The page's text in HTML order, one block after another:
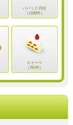
パパッと15分
（1100件）
スイーツ
（767件）